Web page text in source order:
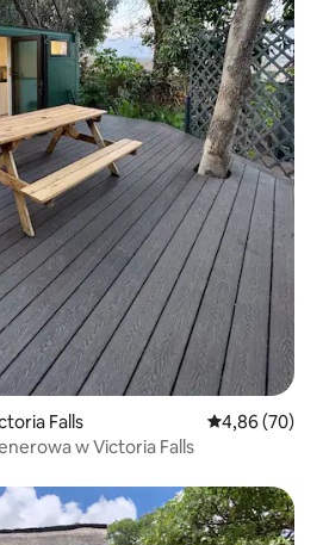
Falls Średnia
4,86 (70)
w Victoria Falls